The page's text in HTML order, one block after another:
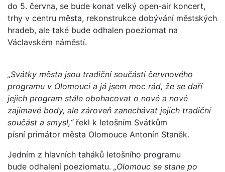
do 5. června, se bude konat velký open-air koncert,
trhy v centru města, rekonstrukce dobývání městských
hradeb, ale také bude odhalen poeziomat na
Václavském náměstí.
„Svátky města jsou tradiční součástí červnového
programu v Olomouci a já jsem moc rád, že se daří
jejich program stále obohacovat o nové a nové
zajímavé body, ale zároveň zanechávat jejich tradiční
součást a smysl,“řekl k letošním Svátkům
písní primátor města Olomouce Antonín Staněk.
Jedním z hlavních taháků letošního programu
bude odhalení poeziomatu. „Olomouc se stane po